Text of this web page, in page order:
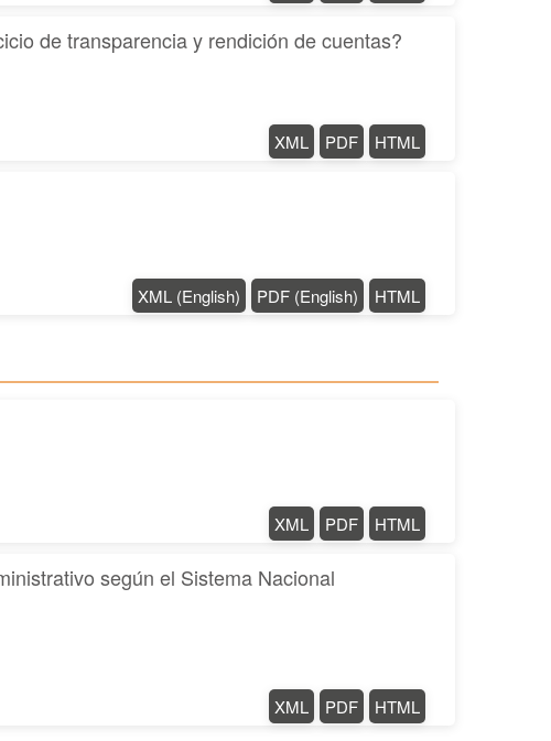
de transparencia y rendición de cuentas?
HTML
PDF
XML
HTML
PDF (English)
XML (English)
HTML
PDF
XML
según el Sistema Nacional
HTML
PDF
XML